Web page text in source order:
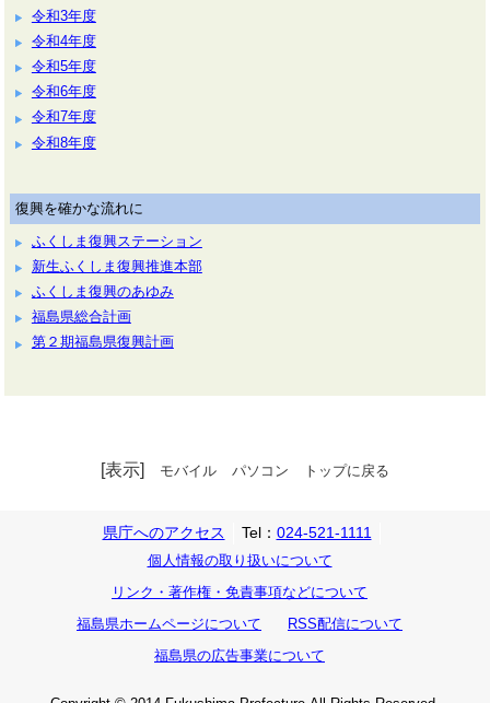
令和3年度
令和4年度
令和5年度
令和6年度
令和7年度
令和8年度
復興を確かな流れに
ふくしま復興ステーション
新生ふくしま復興推進本部
ふくしま復興のあゆみ
福島県総合計画
第２期福島県復興計画
[表示] モバイル パソコン トップに戻る
県庁へのアクセス Tel： 024-521-1111
個人情報の取り扱いについて
リンク・著作権・免責事項などについて
福島県ホームページについて
RSS配信について
福島県の広告事業について